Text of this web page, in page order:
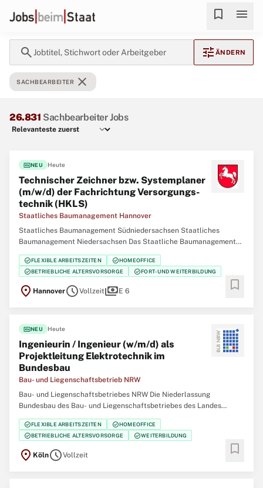
bookmark menu
search Jobtitel, Stichwort oder Arbeitgeber tune ÄNDERN
SACHBEARBEITER close
26.831 Sachbearbeiter Jobs
fiber_newNEU Heute
Technischer Zeichner bzw. Systemplaner
(m/w/d) der Fachrichtung Versorgungs­
technik (HKLS)
Staatliches Baumanagement Hannover
Staatliches Baumanagement Südniedersachsen Staatliches
Baumanagement Niedersachsen Das Staatliche Baumanagement
Hannover führt als eines von sieben staatlichen Bauämtern in
Niedersachsen Baumaßnahmen des Landes und des Bundes durch.
Mit rund 200 Beschäftigten betreuen wir mehr als
check_circleFLEXIBLE ARBEITSZEITEN check_circleHOMEOFFICE
check_circleBETRIEBLICHE ALTERSVORSORGE check_circleFORT- UND WEITERBILDUNG
location_on HannoverscheduleVollzeitpaymentsE 6 bookmark
fiber_newNEU Heute
Ingenieurin / Ingenieur (w/m/d) als
Projekt­leitung Elektrotechnik im
Bundesbau
Bau- und Liegenschaftsbetrieb NRW
Bau- und Liegenschaftsbetriebes NRW Die Niederlassung
Bundesbau des Bau- und Liegenschaftsbetriebes des Landes
Nordrhein‑Westfalen (BLB NRW) sucht für den Standort Köln zum
nächstmöglichen Zeitpunkt eine/einen Ingenieurin / Ingenieur
(w/m/d) als Projektleitung Elektrotechnik im Bundesbau
check_circleFLEXIBLE ARBEITSZEITEN check_circleHOMEOFFICE
check_circleBETRIEBLICHE ALTERSVORSORGE check_circleWEITERBILDUNG
location_on KölnscheduleVollzeit bookmark